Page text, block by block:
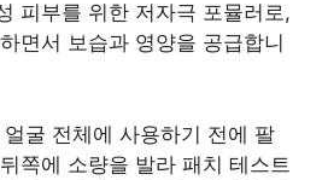
피부를 위한 저자극 포뮬러로,
면서 보습과 영양을 공급합니
얼굴 전체에 사용하기 전에 팔
쪽에 소량을 발라 패치 테스트